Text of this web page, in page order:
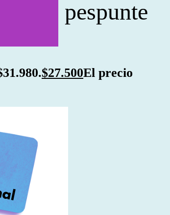
pespunte
$27.500El precio